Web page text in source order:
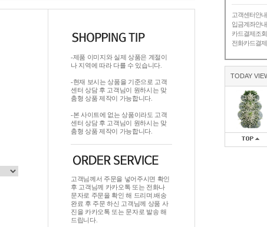
고객센터안내
입금계좌안내
카드결제조회
전화카드결제
TODAY
-제품 이미지와 실제 상품은 계절이
나 지역에 따라 다를 수 있습니다.
-현재 보시는 상품을 기준으로 고객
센터 상담 후 고객님이 원하시는 맞
춤형 상품 제작이 가능합니다.
-본 사이트에 없는 상품이라도 고객
센터 상담 후 고객님이 원하시는 맞
춤형 상품 제작이 가능합니다.
고객님께서 주문을 넣어주시면 확인
후 고객님께 카카오톡 또는 전화나
문자로 주문을 확인 해 드리며.배송
완료 후 주문 하신 고객님께 상품 사
진을 카카오톡 또는 문자로 발송 해
드립니다.